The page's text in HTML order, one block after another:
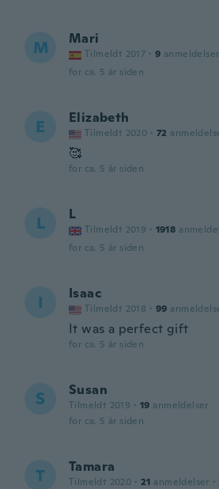
M Mari
Tilmeldt 2017 · 9 anmeldelser
for ca. 5 år siden
E Elizabeth
Tilmeldt 2020 · 72
🥰
for ca. 5 år siden
L L
Tilmeldt 2019 · 1918
for ca. 5 år siden
I Isaac
Tilmeldt 2018 · 99
It was a perfect gift
for ca. 5 år siden
S Susan
Tilmeldt 2019 · 19 anmeldelser
for ca. 5 år siden
T Tamara
Tilmeldt 2020 · 21 anmeldelser ·